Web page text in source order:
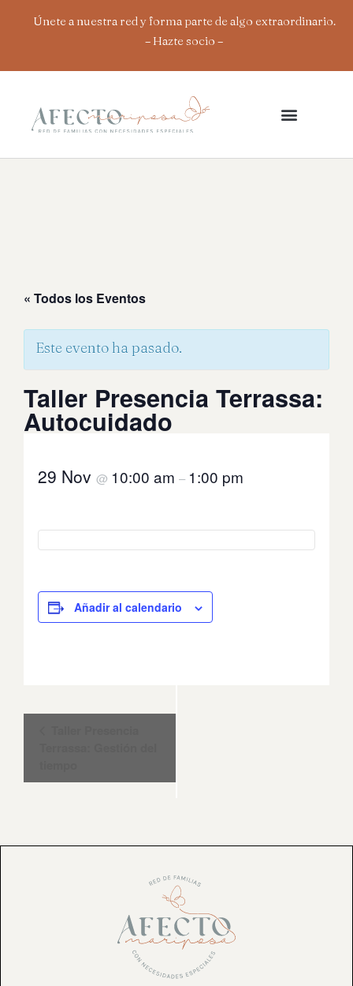
Únete a nuestra red y forma parte de algo extraordinario.
– Hazte socio–
« Todos los Eventos
Este evento ha pasado.
Taller Presencia Terrassa:
Autocuidado
29 Nov @ 10:00 am – 1:00 pm
Añadir al calendario